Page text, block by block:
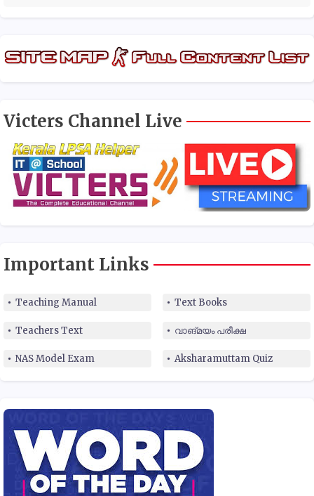
Victers Channel Live
Important Links
Teaching Manual Text Books
Teachers Text വാങ്മയം പരീക്ഷ
NAS Model Exam Aksharamuttam Quiz